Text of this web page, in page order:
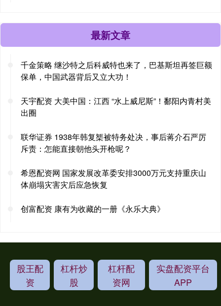
最新文章
千金策略 继沙特之后科威特也来了，巴基斯坦再签巨额
保单，中国武器背后又立大功！
天宇配资 大美中国：江西 “水上威尼斯”！鄱阳内青村美
出圈
联华证券 1938年韩复榘被特务处决，事后蒋介石严厉
斥责：怎能直接朝他头开枪呢？
希恩配资网 国家发展改革委安排3000万元支持重庆山
体崩塌灾害灾后应急恢复
创富配资 康有为收藏的一册《永乐大典》
股王配
资
杠杆炒
股
杠杆配
资网
实盘配资平台
APP